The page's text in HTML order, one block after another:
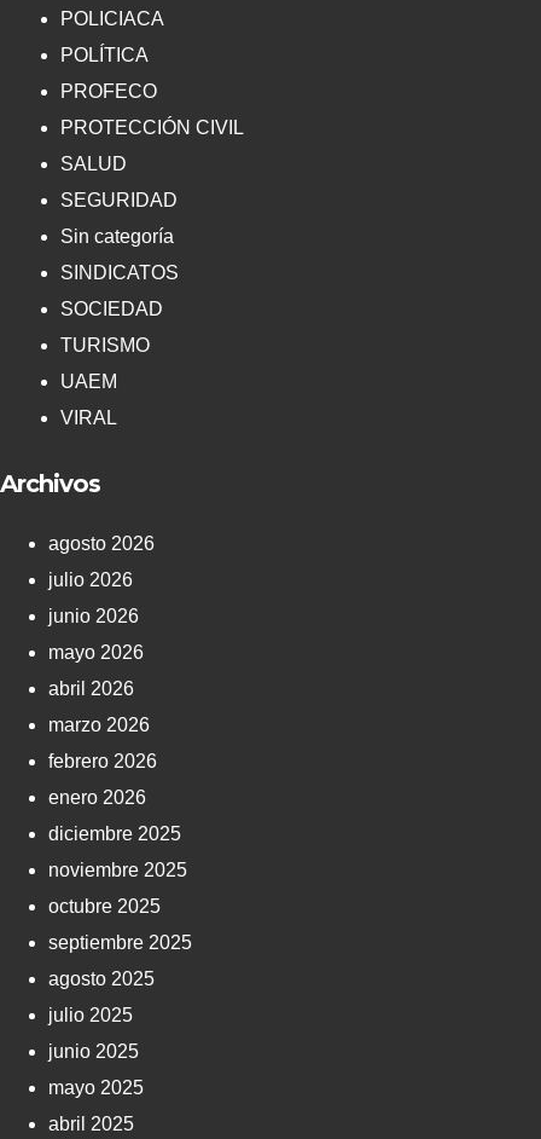
POLICIACA
POLÍTICA
PROFECO
PROTECCIÓN CIVIL
SALUD
SEGURIDAD
Sin categoría
SINDICATOS
SOCIEDAD
TURISMO
UAEM
VIRAL
Archivos
agosto 2026
julio 2026
junio 2026
mayo 2026
abril 2026
marzo 2026
febrero 2026
enero 2026
diciembre 2025
noviembre 2025
octubre 2025
septiembre 2025
agosto 2025
julio 2025
junio 2025
mayo 2025
abril 2025